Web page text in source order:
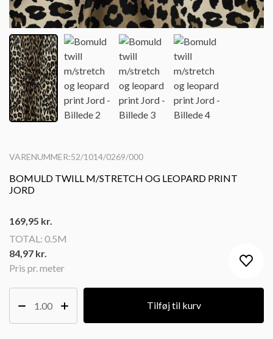
VARENUMMER:52/1014/0269/000
BOMULD TWILL M/STRETCH OG LEOPARD PRINT
JORD
Pris pr. meter
169,95 kr.
TOTAL: 0.5M
84,97 kr.
Tilføj til kurv